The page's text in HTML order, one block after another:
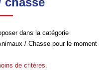
Plus de critères
dans la catégorie
/ Chasse pour le moment
de critères.